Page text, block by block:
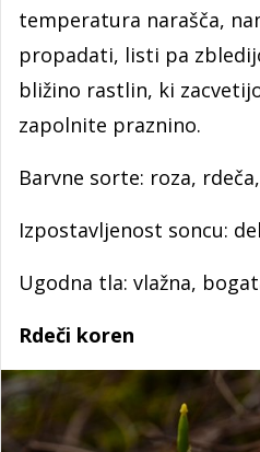
temperatura narašča,
propadati, listi pa
bližino rastlin, ki
zapolnite praznino.
Barvne sorte: roza,
Izpostavljenost soncu:
Ugodna tla: vlažna,
Rdeči koren